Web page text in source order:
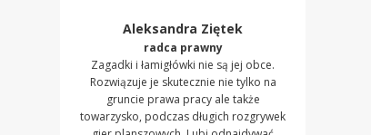
Aleksandra Ziętek
radca prawny
Zagadki i łamigłówki nie są jej obce.
Rozwiązuje je skutecznie nie tylko na
gruncie prawa pracy ale także
towarzysko, podczas długich rozgrywek